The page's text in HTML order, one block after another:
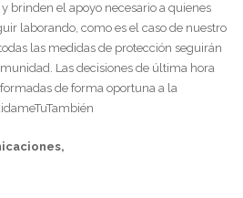
brinden el apoyo necesario a quienes
laborando, como es el caso de nuestro
las medidas de protección seguirán
Las decisiones de última hora
de forma oportuna a la